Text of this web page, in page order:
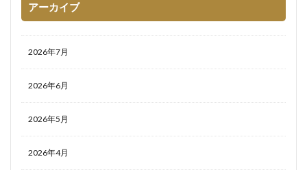
アーカイブ
2026年7月
2026年6月
2026年5月
2026年4月